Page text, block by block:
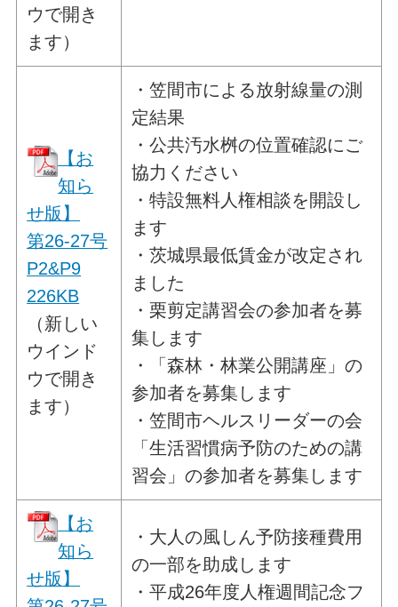
ウで開き
ます）
【お
知ら
せ版】
第26-27号
P2&P9
226KB
（新しい
ウインド
ウで開き
ます）
・笠間市による放射線量の測
定結果
・公共汚水桝の位置確認にご
協力ください
・特設無料人権相談を開設し
ます
・茨城県最低賃金が改定され
ました
・栗剪定講習会の参加者を募
集します
・「森林・林業公開講座」の
参加者を募集します
・笠間市ヘルスリーダーの会
「生活習慣病予防のための講
習会」の参加者を募集します
【お
知ら
せ版】
・大人の風しん予防接種費用
の一部を助成します
・平成26年度人権週間記念フ